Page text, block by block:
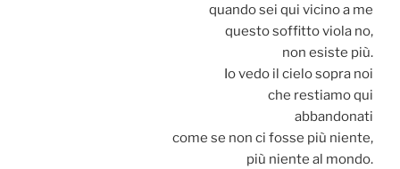
quando sei qui vicino a me
questo soffitto viola no,
non esiste più.
Io vedo il cielo sopra noi
che restiamo qui
abbandonati
come se non ci fosse più niente,
più niente al mondo.